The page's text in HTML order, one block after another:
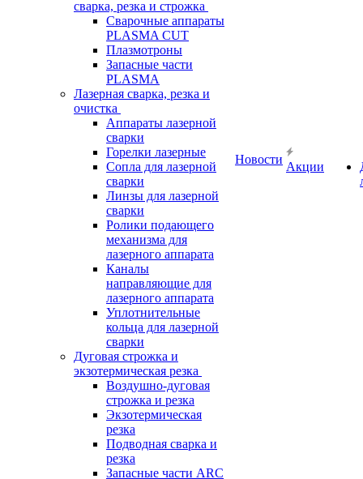
сварка, резка и строжка
Сварочные аппараты
PLASMA CUT
Плазмотроны
Запасные части
PLASMA
Лазерная сварка, резка и
очистка
Аппараты лазерной
сварки
Горелки лазерные
Сопла для лазерной
сварки
Линзы для лазерной
сварки
Ролики подающего
механизма для
лазерного аппарата
Каналы
направляющие для
лазерного аппарата
Уплотнительные
кольца для лазерной
сварки
Дуговая строжка и
экзотермическая резка
Воздушно-дуговая
строжка и резка
Экзотермическая
резка
Подводная сварка и
резка
Запасные части ARC
Новости
Акции